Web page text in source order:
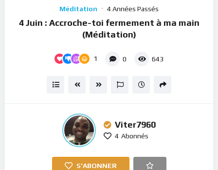
Méditation 4 Années Passés
4 Juin : Accroche-toi fermement à ma main
(Méditation)
1 0 643
Viter7960
4 Abonnés
S'ABONNER